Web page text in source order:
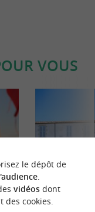
VOUS
le dépôt de
.
vidéosdont
des cookies.